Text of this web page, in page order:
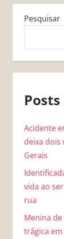
Pesquisar
Acidente
deixa dois
Gerais
vida ao
rua
Menina
trágica